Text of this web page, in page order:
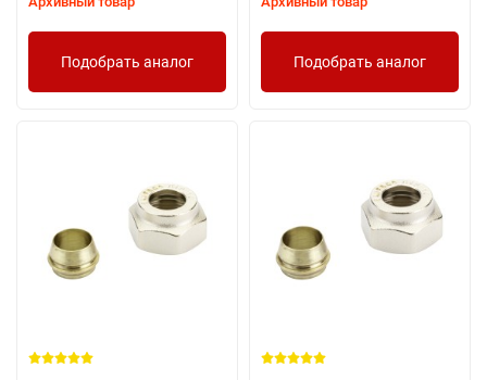
Подобрать аналог Подобрать аналог